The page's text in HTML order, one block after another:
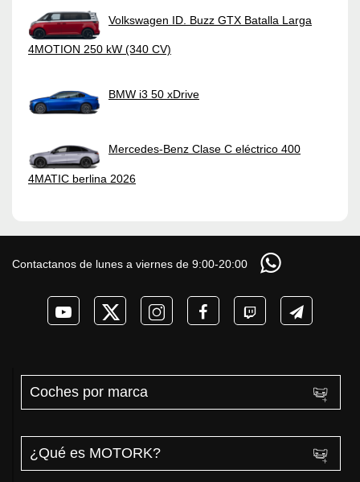
Volkswagen ID. Buzz GTX Batalla Larga
4MOTION 250 kW (340 CV)
BMW i3 50 xDrive
Mercedes-Benz Clase C eléctrico 400
4MATIC berlina 2026
Contactanos de lunes a viernes de 9:00-20:00
Coches por marca
¿Qué es MOTORK?